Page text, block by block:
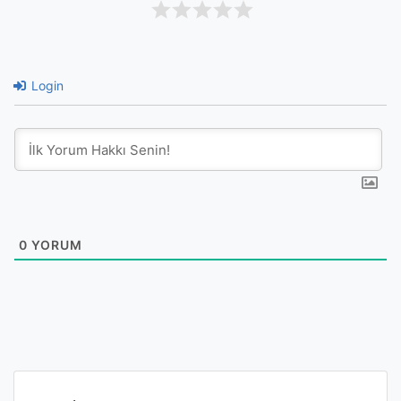
Login
0 YORUM